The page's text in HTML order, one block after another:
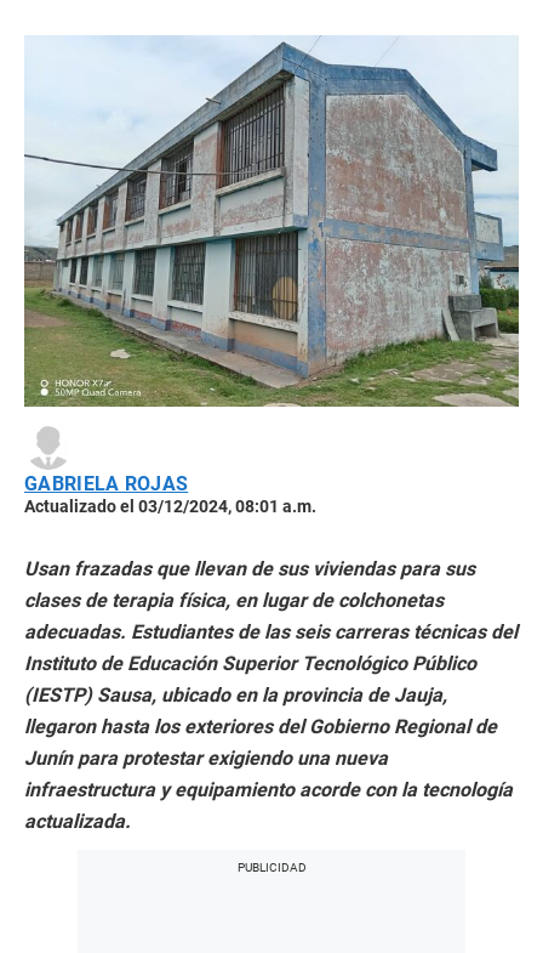
GABRIELA ROJAS
Actualizado el 03/12/2024, 08:01 a.m.
Usan frazadas que llevan de sus viviendas para sus
clases de terapia física, en lugar de colchonetas
adecuadas. Estudiantes de las seis carreras técnicas del
Instituto de Educación Superior Tecnológico Público
(IESTP) Sausa, ubicado en la provincia de Jauja,
llegaron hasta los exteriores del Gobierno Regional de
Junín para protestar exigiendo una nueva
infraestructura y equipamiento acorde con la tecnología
actualizada.